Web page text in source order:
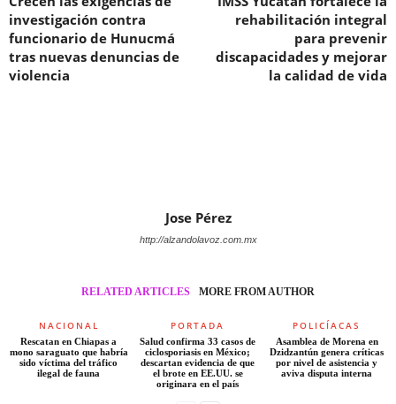
investigación contra
funcionario de Hunucmá
tras nuevas denuncias de
violencia
rehabilitación integral
para prevenir
discapacidades y mejorar
la calidad de vida
Jose Pérez
http://alzandolavoz.com.mx
RELATED ARTICLES MORE FROM AUTHOR
NACIONAL
Rescatan en Chiapas a
mono saraguato que habría
sido víctima del tráfico
ilegal de fauna
PORTADA
Salud confirma 33 casos de
ciclosporiasis en México;
descartan evidencia de que
el brote en EE.UU. se
originara en el país
POLICÍACAS
Asamblea de Morena en
Dzidzantún genera críticas
por nivel de asistencia y
aviva disputa interna